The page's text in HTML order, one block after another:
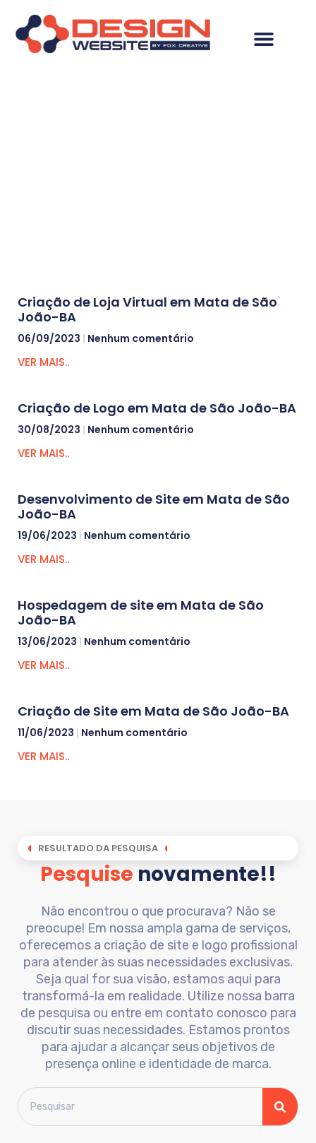
Criação de Loja Virtual em Mata de São
João-BA
06/09/2023 Nenhum comentário
VER MAIS..
Criação de Logo em Mata de São João-BA
30/08/2023 Nenhum comentário
VER MAIS..
Desenvolvimento de Site em Mata de São
João-BA
19/06/2023 Nenhum comentário
VER MAIS..
Hospedagem de site em Mata de São
João-BA
13/06/2023 Nenhum comentário
VER MAIS..
Criação de Site em Mata de São João-BA
11/06/2023 Nenhum comentário
VER MAIS..
RESULTADO DA PESQUISA
Pesquise novamente!!
Não encontrou o que procurava? Não se
preocupe! Em nossa ampla gama de serviços,
oferecemos a criação de site e logo profissional
para atender às suas necessidades exclusivas.
Seja qual for sua visão, estamos aqui para
transformá-la em realidade. Utilize nossa barra
de pesquisa ou entre em contato conosco para
discutir suas necessidades. Estamos prontos
para ajudar a alcançar seus objetivos de
presença online e identidade de marca.